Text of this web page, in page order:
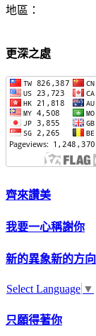
地區：
更深之處
齊來讚美
我要一心稱謝你
新的異象新的方向
Select Language ▼
只願得著你